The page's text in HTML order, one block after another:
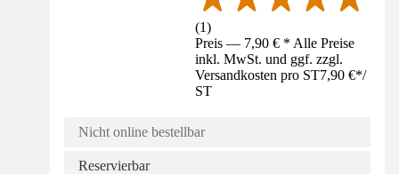
(1)
Preis — 7,90 € * Alle Preise
inkl. MwSt. und ggf. zzgl.
Versandkosten pro ST7,90 €*/
ST
Nicht online bestellbar
Reservierbar